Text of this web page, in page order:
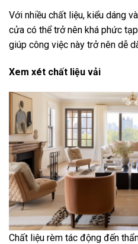
Với nhiều chất liệu, kiểu dáng
cửa có thể trở nên khá phức
giúp công việc này trở nên dễ
Xem xét chất liệu vải
Chất liệu rèm tác động đến